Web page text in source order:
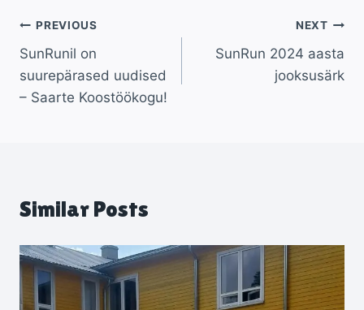
Navigeerimine
PREVIOUS
SunRunil on
suurepärased uudised
– Saarte Koostöökogu!
NEXT
SunRun 2024 aasta
jooksusärk
Similar Posts